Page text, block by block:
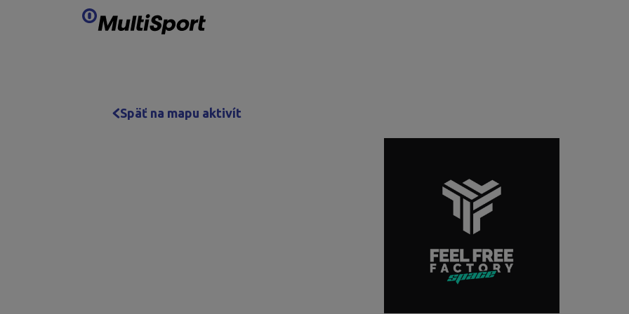
Preskočiť obsah
Späť na mapu aktivít